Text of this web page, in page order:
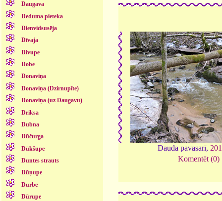
Daugava
Deduma pieteka
Dienvidsusēja
Dīvaja
Divupe
Dobe
Donaviņa
Donaviņa (Dzirnupīte)
Donaviņa (uz Daugavu)
Driksa
Dubna
Dūčurga
Dūkšupe
Duntes strauts
Dūņupe
Durbe
Dūrupe
Dauda pavasarī,
Komentēt (0)